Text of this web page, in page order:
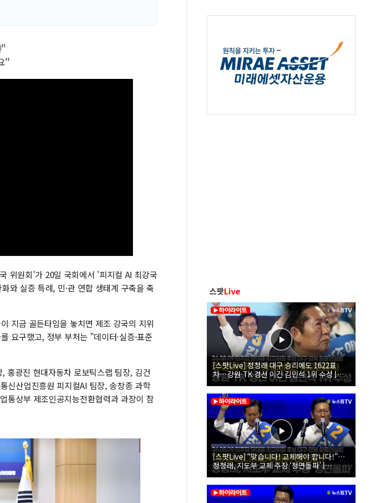
"
"
위원회'가 20일 국회에서 '피지컬 AI 최강국
와 실증 특례, 민·관 연합 생태계 구축을 축
지금 골든타임을 놓치면 제조 강국의 지위
요구했고, 정부 부처는 "데이터·실증·표준
홍광진 현대자동차 로보틱스랩 팀장, 김건
신산업진흥원 피지컬AI 팀장, 송창종 과학
통상부 제조인공지능전환협력과 과장이 참
스팟Live
[스팟Live] 정청래 대구 승리에도 1622표
차…강원·TK 경선 이긴 김민석 1위 수성 |
26.08.09 더불어민주당 당대표·최고위원 후
보 대구·경북 합동연설회
[스팟Live] “맞습니다! 교체해야 합니다!”…
정청래, 지도부 교체 주장 ‘정면돌파’ |
26.08.09 더불어민주당 당대표·최고위원 후
보 대구·경북 합동연설회